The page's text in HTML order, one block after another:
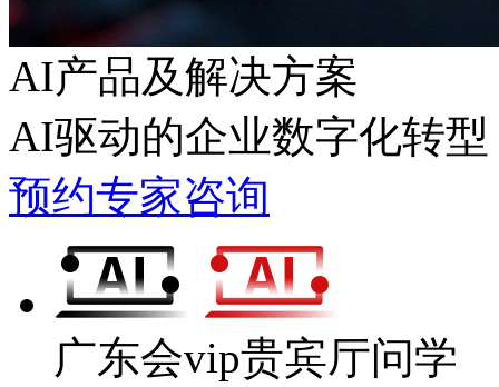
AI产品及解决方案
AI驱动的企业数字化转型
预约专家咨询
广东会vip贵宾厅问学